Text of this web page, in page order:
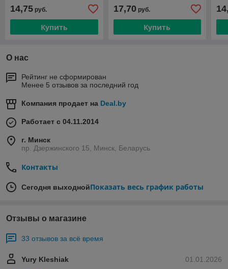
14,75 руб.
Купить
17,70руб.
Купить
О нас
Рейтинг не сформирован
Менее 5 отзывов за последний год
Компания продает на Deal.by
Работает с 04.11.2014
г. Минск
пр. Дзержинского 15, Минск, Беларусь
Контакты
Сегодня выходнойПоказать весь график работы
Отзывы о магазине
33 отзывов за всё время
01.01.2026
Yury Kleshiak